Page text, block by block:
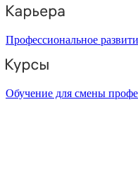
Профессиональное
Обучение для смены